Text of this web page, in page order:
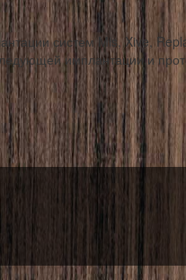
систем Mis, Xive,
имплантации и